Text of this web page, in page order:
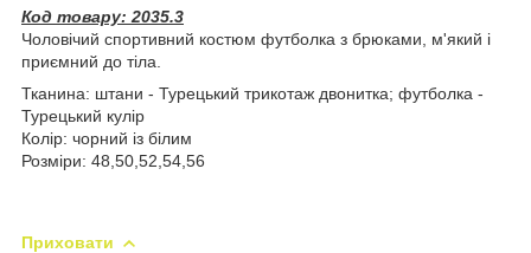
Код товару: 2035.3
Чоловічий спортивний костюм футболка з брюками, м'який і
приємний до тіла.
Тканина: штани - Турецький трикотаж двонитка; футболка -
Турецький кулір
Колір: чорний із білим
Розміри: 48,50,52,54,56
Приховати